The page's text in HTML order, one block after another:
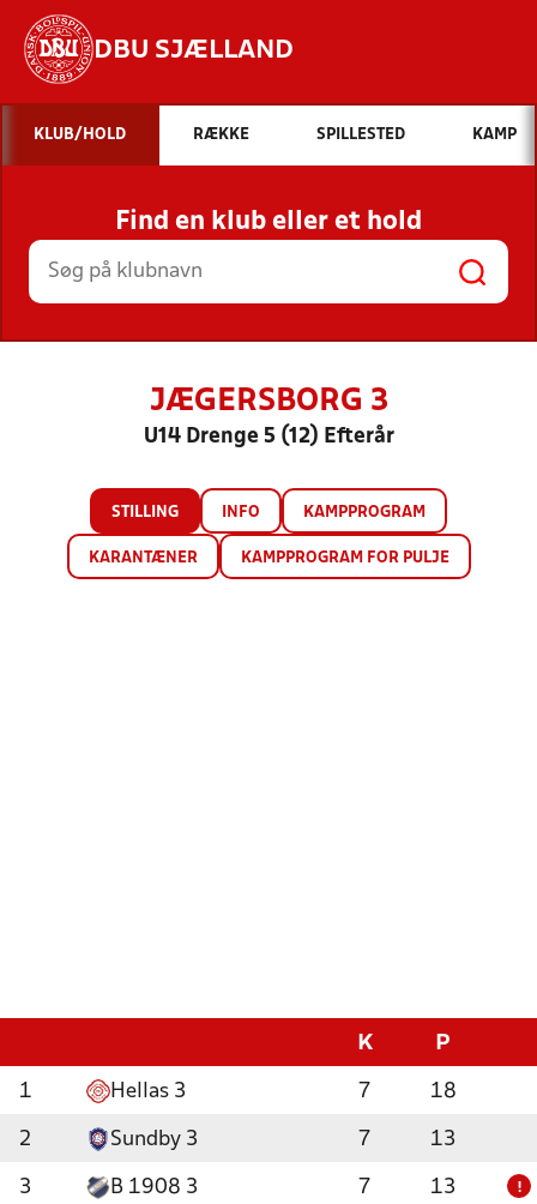
DBU SJÆLLAND
Hvad vil du søge efter?
INDHOLD OG NYHEDER
STILLINGER, RESULTATER, KLUBBER OG
HOLD
KLUB/HOLD RÆKKE SPILLESTED KAMP
Find en klub eller et hold
JÆGERSBORG 3
U14 Drenge 5 (12) Efterår
STILLING INFO KAMPPROGRAM
KARANTÆNER KAMPPROGRAM FOR PULJE
K P
1 Hellas 3 7 18
2 Sundby 3 7 13
3 B 1908 3 7 13 !